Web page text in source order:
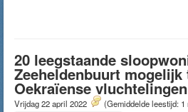
20 leegstaande
Zeeheldenbuurt
Oekraïense vluchtelingen
Vrijdag 22 april 2022 (Gemiddelde leestijd: 1